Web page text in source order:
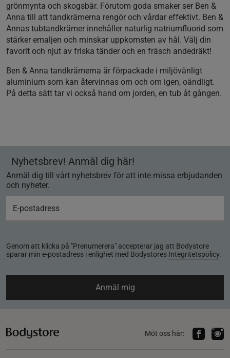
grönmynta och skogsbär. Förutom goda smaker ser Ben &
Anna till att tandkrämerna rengör och vårdar effektivt. Ben &
Annas tubtandkrämer innehåller naturlig natriumfluorid som
stärker emaljen och minskar uppkomsten av hål. Välj din
favorit och njut av friska tänder och en fräsch andedräkt!
Ben & Anna tandkrämerna är förpackade i miljövänligt
aluminium som kan återvinnas om och om igen, oändligt.
På detta sätt tar vi också hand om jorden, en tub åt gången.
Nyhetsbrev! Anmäl dig här!
Anmäl dig till vårt nyhetsbrev för att inte missa erbjudanden
och nyheter.
Genom att klicka på "Prenumerera" accepterar jag att Bodystore
sparar min e-postadress i enlighet med Bodystores Integritetspolicy.
Anmäl mig
Möt oss här: